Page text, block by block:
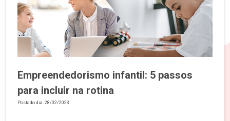
Empreendedorismo infantil: 5 passos
para incluir na rotina
Postado dia: 28/02/2023